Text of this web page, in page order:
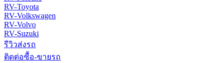
RV-Toyota
RV-Volkswagen
RV-Volvo
RV-Suzuki
รีวิวส่งรถ
ติดต่อซื้อ-ขายรถ